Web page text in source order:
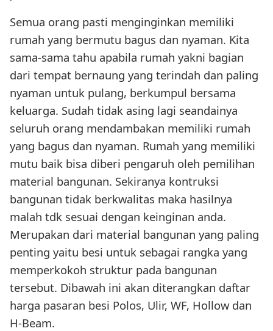
Semua orang pasti menginginkan memiliki
rumah yang bermutu bagus dan nyaman. Kita
sama-sama tahu apabila rumah yakni bagian
dari tempat bernaung yang terindah dan paling
nyaman untuk pulang, berkumpul bersama
keluarga. Sudah tidak asing lagi seandainya
seluruh orang mendambakan memiliki rumah
yang bagus dan nyaman. Rumah yang memiliki
mutu baik bisa diberi pengaruh oleh pemilihan
material bangunan. Sekiranya kontruksi
bangunan tidak berkwalitas maka hasilnya
malah tdk sesuai dengan keinginan anda.
Merupakan dari material bangunan yang paling
penting yaitu besi untuk sebagai rangka yang
memperkokoh struktur pada bangunan
tersebut. Dibawah ini akan diterangkan daftar
harga pasaran besi Polos, Ulir, WF, Hollow dan
H-Beam.